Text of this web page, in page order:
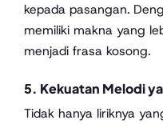
kepada pasangan.
memiliki makna yang
menjadi frasa kosong.
5. Kekuatan Melodi
Tidak hanya liriknya